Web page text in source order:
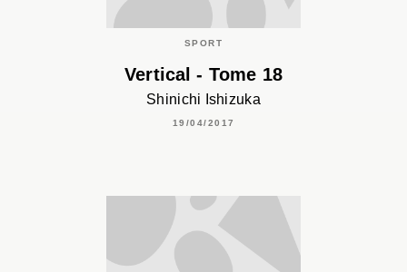
SPORT
Vertical - Tome 18
Shinichi Ishizuka
19/04/2017